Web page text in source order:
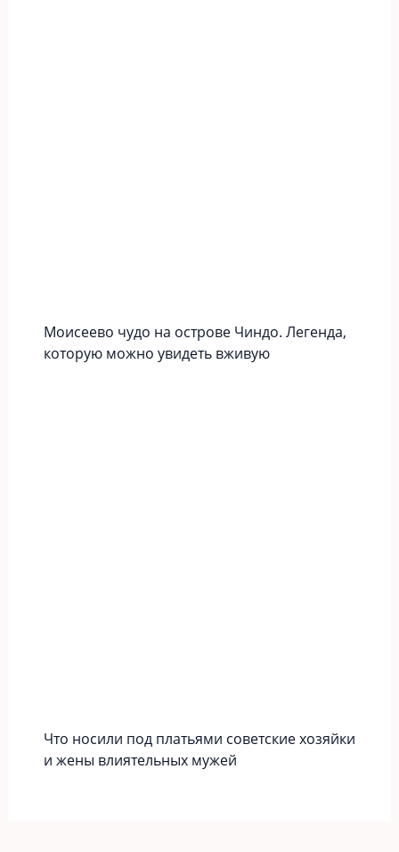
Моисеево чудо на острове Чиндо. Легенда,
которую можно увидеть вживую
Что носили под платьями советские хозяйки
и жены влиятельных мужей